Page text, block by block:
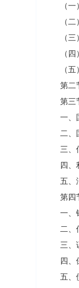
（
（
（
（
（
第二
第三
一、
二、
三、
四、
五、
第四
一、
二、
三、
四、
五、